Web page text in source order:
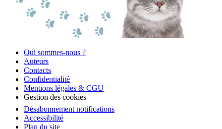
Qui sommes-nous ?
Auteurs
Contacts
Confidentialité
Mentions légales & CGU
Gestion des cookies
Désabonnement notifications
Accessibilité
Plan du site